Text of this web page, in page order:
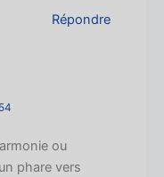
Répondre
ou
phare vers